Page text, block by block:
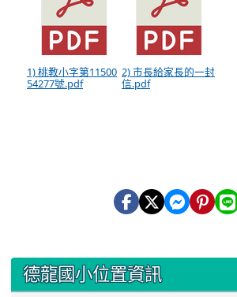
1) 桃教小字第11500
54277號.pdf
2) 市長給家長的一封
信.pdf
::: 德龍國小位置資訊